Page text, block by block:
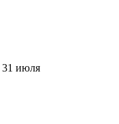
31 июля